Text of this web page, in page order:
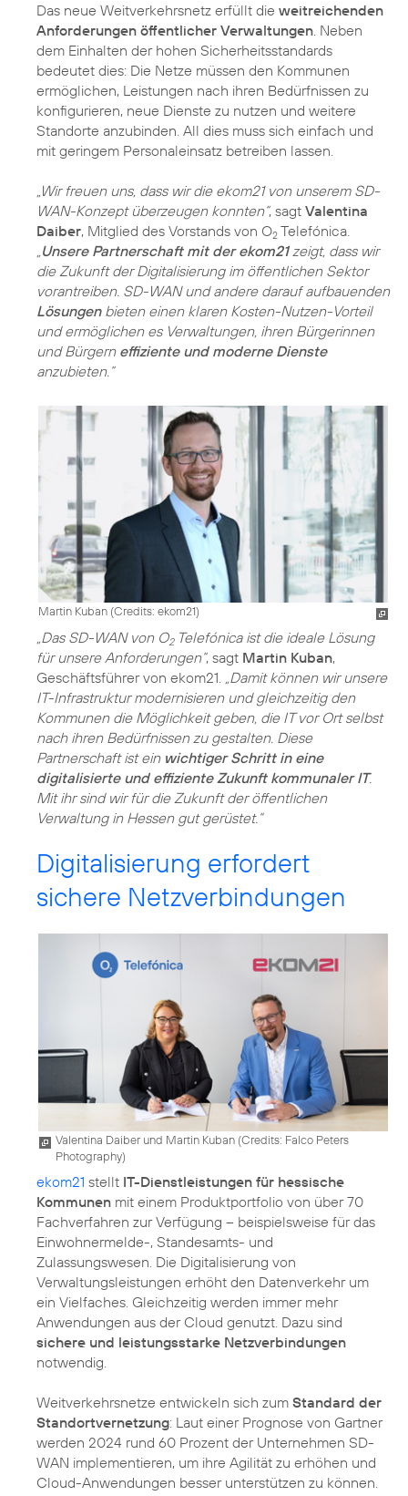
Das neue Weitverkehrsnetz erfüllt die weitreichenden
Anforderungen öffentlicher Verwaltungen. Neben
dem Einhalten der hohen Sicherheitsstandards
bedeutet dies: Die Netze müssen den Kommunen
ermöglichen, Leistungen nach ihren Bedürfnissen zu
konfigurieren, neue Dienste zu nutzen und weitere
Standorte anzubinden. All dies muss sich einfach und
mit geringem Personaleinsatz betreiben lassen.
„Wir freuen uns, dass wir die ekom21 von unserem SD-
WAN-Konzept überzeugen konnten“, sagt Valentina
Daiber, Mitglied des Vorstands von O2 Telefónica.
„Unsere Partnerschaft mit der ekom21zeigt, dass wir
die Zukunft der Digitalisierung im öffentlichen Sektor
vorantreiben. SD-WAN und andere darauf aufbauenden
Lösungenbieten einen klaren Kosten-Nutzen-Vorteil
und ermöglichen es Verwaltungen, ihren Bürgerinnen
und Bürgern effiziente und moderne Dienste
anzubieten.“
Martin Kuban (Credits: ekom21)
„Das SD-WAN von O2Telefónica ist die ideale Lösung
für unsere Anforderungen“, sagt Martin Kuban,
Geschäftsführer von ekom21. „Damit können wir unsere
IT-Infrastruktur modernisieren und gleichzeitig den
Kommunen die Möglichkeit geben, die IT vor Ort selbst
nach ihren Bedürfnissen zu gestalten. Diese
Partnerschaft ist ein wichtiger Schritt in eine
digitalisierte und effiziente Zukunft kommunaler IT.
Mit ihr sind wir für die Zukunft der öffentlichen
Verwaltung in Hessen gut gerüstet.“
Digitalisierung erfordert
sichere Netzverbindungen
Valentina Daiber und Martin Kuban (Credits: Falco Peters
Photography)
ekom21 stellt IT-Dienstleistungen für hessische
Kommunen mit einem Produktportfolio von über 70
Fachverfahren zur Verfügung – beispielsweise für das
Einwohnermelde-, Standesamts- und
Zulassungswesen. Die Digitalisierung von
Verwaltungsleistungen erhöht den Datenverkehr um
ein Vielfaches. Gleichzeitig werden immer mehr
Anwendungen aus der Cloud genutzt. Dazu sind
sichere und leistungsstarke Netzverbindungen
notwendig.
Weitverkehrsnetze entwickeln sich zum Standard der
Standortvernetzung: Laut einer Prognose von Gartner
werden 2024 rund 60 Prozent der Unternehmen SD-
WAN implementieren, um ihre Agilität zu erhöhen und
Cloud-Anwendungen besser unterstützen zu können.